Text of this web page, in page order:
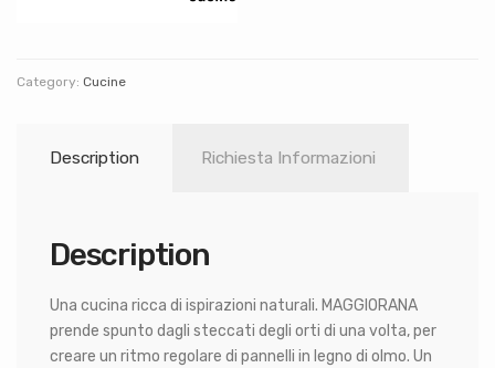
Category: Cucine
Description Richiesta Informazioni
Description
Una cucina ricca di ispirazioni naturali. MAGGIORANA
prende spunto dagli steccati degli orti di una volta, per
creare un ritmo regolare di pannelli in legno di olmo. Un